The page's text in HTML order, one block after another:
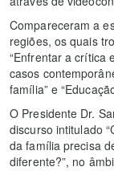
Compareceram a
regiões, os quais
“Enfrentar a crítica
casos
família” e
O Presidente Dr.
discurso intitulado
da família precisa
diferente?”, no